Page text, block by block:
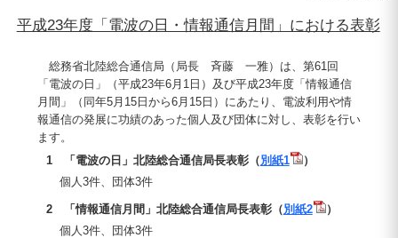
平成23年度「電波の日・情報通信月間」における表彰
総務省北陸総合通信局（局長 斉藤 一雅）は、第61回
「電波の日」（平成23年6月1日）及び平成23年度「情報通信
月間」（同年5月15日から6月15日）にあたり、電波利用や情
報通信の発展に功績のあった個人及び団体に対し、表彰を行い
ます。
1 「電波の日」北陸総合通信局長表彰（別紙1
）
個人3件、団体3件
2 「情報通信月間」北陸総合通信局長表彰（別紙2
）
個人3件、団体3件